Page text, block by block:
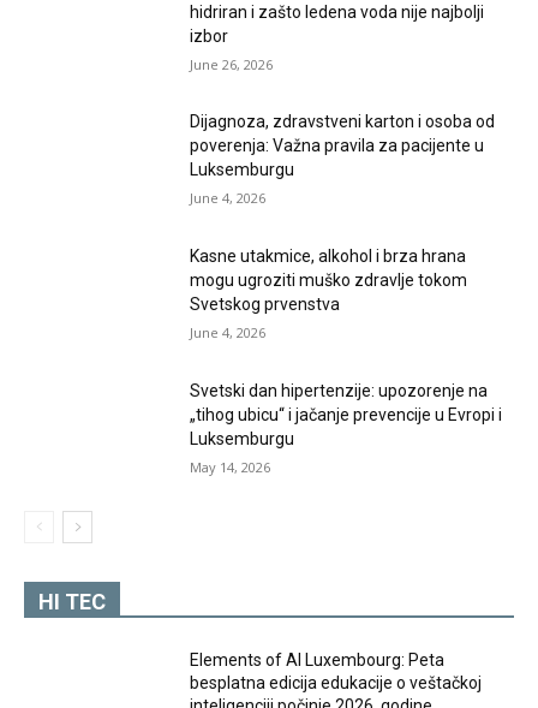
hidriran i zašto ledena voda nije najbolji
izbor
June 26, 2026
Dijagnoza, zdravstveni karton i osoba od
poverenja: Važna pravila za pacijente u
Luksemburgu
June 4, 2026
Kasne utakmice, alkohol i brza hrana
mogu ugroziti muško zdravlje tokom
Svetskog prvenstva
June 4, 2026
Svetski dan hipertenzije: upozorenje na
„tihog ubicu“ i jačanje prevencije u Evropi i
Luksemburgu
May 14, 2026
HI TEC
Elements of AI Luxembourg: Peta
besplatna edicija edukacije o veštačkoj